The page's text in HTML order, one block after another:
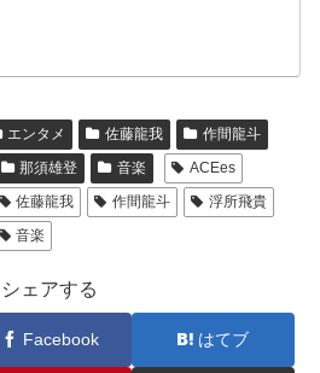
エンタメ 佐藤龍我
作間龍斗
那須雄登 音楽
ACEes
佐藤龍我 作間龍斗
浮所飛貴
音楽
シェアする
Facebook はてブ